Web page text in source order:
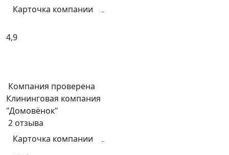
Карточка компании
4,9
Компания проверена
Клининговая компания
"Домовёнок"
2 отзыва
Карточка компании